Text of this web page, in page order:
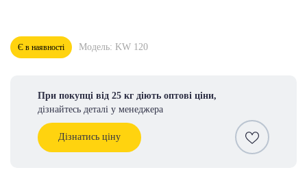
Модель: KW 120
Є в наявності
Дізнатись ціну
При покупці від 25 кг діють оптові ціни,
дізнайтесь деталі у менеджера